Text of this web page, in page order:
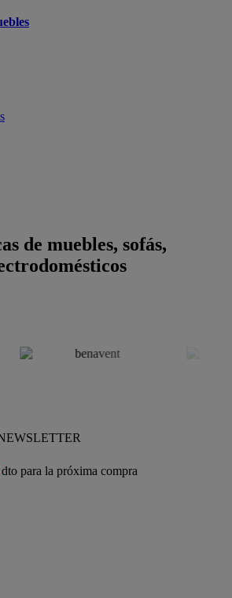
de muebles, sofás,
dto para la próxima compra